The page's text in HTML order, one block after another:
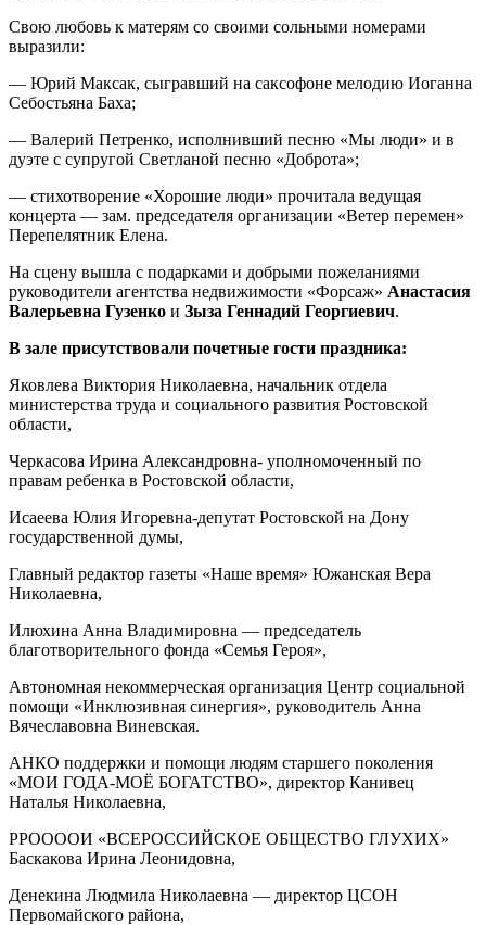
Свою любовь к матерям со своими сольными номерами
выразили:
— Юрий Максак, сыгравший на саксофоне мелодию Иоганна
Себостьяна Баха;
— Валерий Петренко, исполнивший песню «Мы люди» и в
дуэте с супругой Светланой песню «Доброта»;
— стихотворение «Хорошие люди» прочитала ведущая
концерта — зам. председателя организации «Ветер перемен»
Перепелятник Елена.
На сцену вышла с подарками и добрыми пожеланиями
руководители агентства недвижимости «Форсаж» Анастасия
Валерьевна Гузенко и Зыза Геннадий Георгиевич.
В зале присутствовали почетные гости праздника:
Яковлева Виктория Николаевна, начальник отдела
министерства труда и социального развития Ростовской
области,
Черкасова Ирина Александровна- уполномоченный по
правам ребенка в Ростовской области,
Исаеева Юлия Игоревна-депутат Ростовской на Дону
государственной думы,
Главный редактор газеты «Наше время» Южанская Вера
Николаевна,
Илюхина Анна Владимировна — председатель
благотворительного фонда «Семья Героя»,
Автономная некоммерческая организация Центр социальной
помощи «Инклюзивная синергия», руководитель Анна
Вячеславовна Виневская.
АНКО поддержки и помощи людям старшего поколения
«МОИ ГОДА-МОЁ БОГАТСТВО», директор Канивец
Наталья Николаевна,
РРООООИ «ВСЕРОССИЙСКОЕ ОБЩЕСТВО ГЛУХИХ»
Баскакова Ирина Леонидовна,
Денекина Людмила Николаевна — директор ЦСОН
Первомайского района,